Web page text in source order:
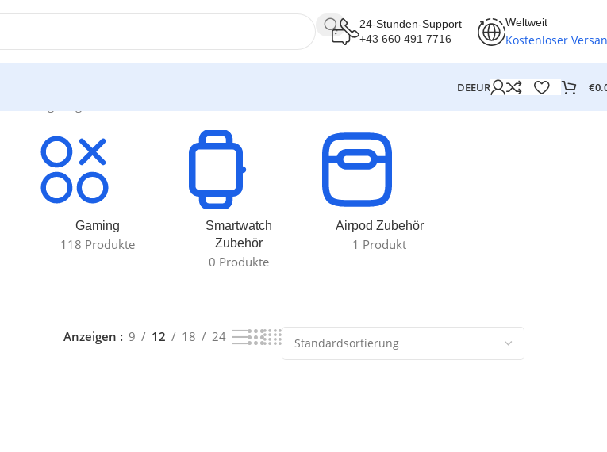
24-Stunden-Support
+43 660 491 7716
Weltweit
Kostenloser
DEEUR €
Gaming
118 Produkte
Smartwatch
Zubehör
0 Produkte
Airpod Zubehör
1 Produkt
Anzeigen 9 12 18 24